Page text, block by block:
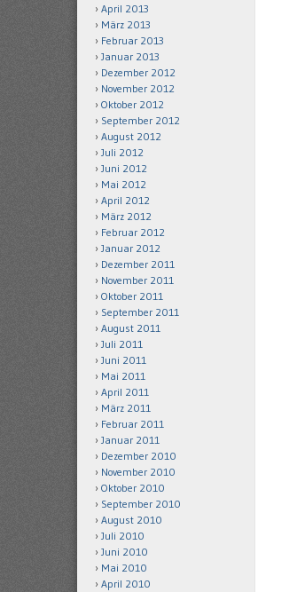
April 2013
März 2013
Februar 2013
Januar 2013
Dezember 2012
November 2012
Oktober 2012
September 2012
August 2012
Juli 2012
Juni 2012
Mai 2012
April 2012
März 2012
Februar 2012
Januar 2012
Dezember 2011
November 2011
Oktober 2011
September 2011
August 2011
Juli 2011
Juni 2011
Mai 2011
April 2011
März 2011
Februar 2011
Januar 2011
Dezember 2010
November 2010
Oktober 2010
September 2010
August 2010
Juli 2010
Juni 2010
Mai 2010
April 2010